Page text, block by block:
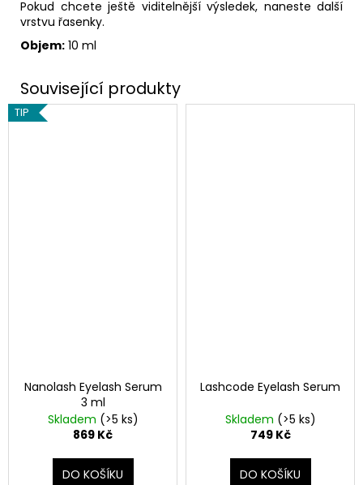
Pokud chcete ještě viditelnější výsledek, naneste další
vrstvu řasenky.
Objem: 10 ml
TIP
Nanolash Eyelash Serum
3 ml
Skladem (>5 ks)
869 Kč
DO KOŠÍKU
Lashcode Eyelash Serum
Skladem (>5 ks)
749 Kč
DO KOŠÍKU